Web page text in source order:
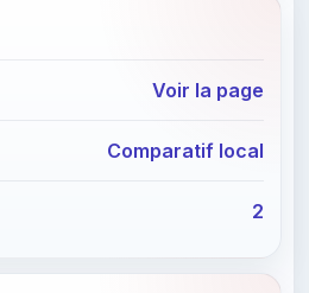
Voir la page
Comparatif local
2